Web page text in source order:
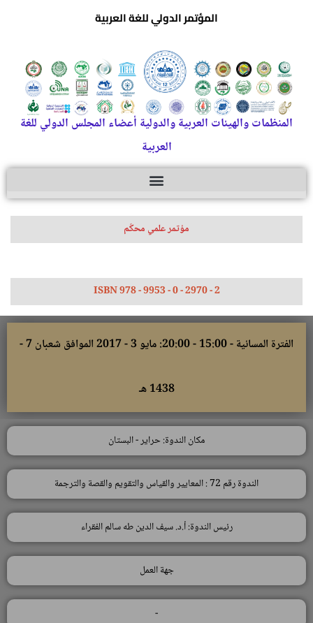
المؤتمر الدولي للغة العربية
المنظمات والهيئات العربية والدولية أعضاء المجلس الدولي للغة
العربية
مؤتمر علمي محكّم
ISBN 978 - 9953 - 0 - 2970 - 2
الفترة المسائية - 15:00 - 20:00: مايو 3 - 2017 الموافق شعبان 7 -
1438 هـ
مكان الندوة: حراير - البستان
الندوة رقم 72 : المعايير والقياس والتقويم والقصة والترجمة
رئيس الندوة: أ.د. سيف الدين طه سالم الفقراء
جهة العمل
-